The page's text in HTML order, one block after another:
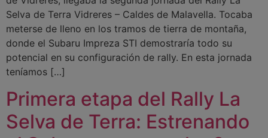
Selva de Terra Vidreres – Caldes de Malavella. Tocaba
meterse de lleno en los tramos de tierra de montaña,
donde el Subaru Impreza STI demostraría todo su
potencial en su configuración de rally. En esta jornada
teníamos […]
Primera etapa del Rally La
Selva de Terra: Estrenando